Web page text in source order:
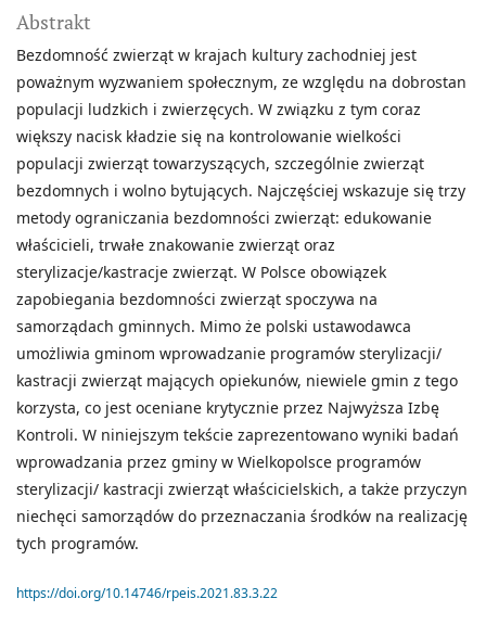
Abstrakt
Bezdomność zwierząt w krajach kultury zachodniej jest
poważnym wyzwaniem społecznym, ze względu na dobrostan
populacji ludzkich i zwierzęcych. W związku z tym coraz
większy nacisk kładzie się na kontrolowanie wielkości
populacji zwierząt towarzyszących, szczególnie zwierząt
bezdomnych i wolno bytujących. Najczęściej wskazuje się trzy
metody ograniczania bezdomności zwierząt: edukowanie
właścicieli, trwałe znakowanie zwierząt oraz
sterylizacje/kastracje zwierząt. W Polsce obowiązek
zapobiegania bezdomności zwierząt spoczywa na
samorządach gminnych. Mimo że polski ustawodawca
umożliwia gminom wprowadzanie programów sterylizacji/
kastracji zwierząt mających opiekunów, niewiele gmin z tego
korzysta, co jest oceniane krytycznie przez Najwyższa Izbę
Kontroli. W niniejszym tekście zaprezentowano wyniki badań
wprowadzania przez gminy w Wielkopolsce programów
sterylizacji/ kastracji zwierząt właścicielskich, a także przyczyn
niechęci samorządów do przeznaczania środków na realizację
tych programów.
https://doi.org/10.14746/rpeis.2021.83.3.22